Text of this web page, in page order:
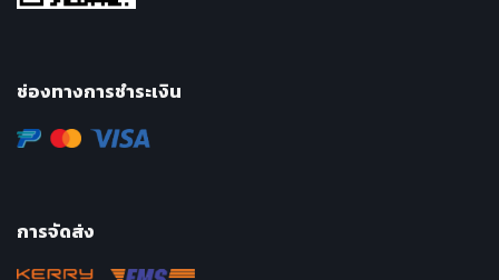
ช่องทางการชำระเงิน
การจัดส่ง